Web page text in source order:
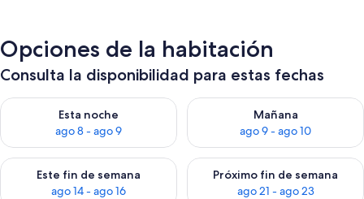
Opciones de la habitación
Consulta la disponibilidad para estas fechas
Esta noche
ago 8 - ago 9
Consulta la disponibilidad para esta noche, ago 8 - ago 9
Mañana
ago 9 - ago 10
Consulta la disponibilidad
Este fin de semana
ago 14 - ago 16
Consulta la disponibilidad para este fin de semana, ago 14 -
Próximo fin de semana
ago 21 - ago 23
Consulta la disponibilidad